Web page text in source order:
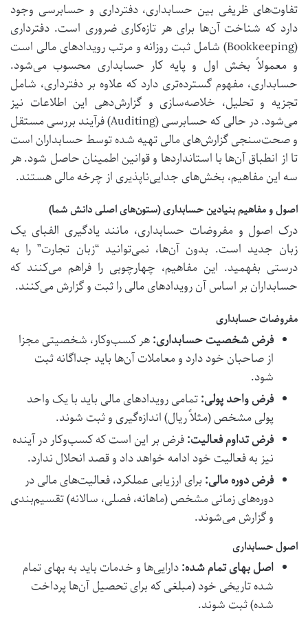
تفاوت‌های ظریفی بین حسابداری، دفترداری و حسابرسی وجود
دارد که شناخت آن‌ها برای هر تازه‌کاری ضروری است. دفترداری
(Bookkeeping) شامل ثبت روزانه و مرتب رویدادهای مالی است
و معمولاً بخش اول و پایه کار حسابداری محسوب می‌شود.
حسابداری، مفهوم گسترده‌تری دارد که علاوه بر دفترداری، شامل
تجزیه و تحلیل، خلاصه‌سازی و گزارش‌دهی این اطلاعات نیز
می‌شود. در حالی که حسابرسی (Auditing) فرآیند بررسی مستقل
و صحت‌سنجی گزارش‌های مالی تهیه شده توسط حسابداران است
تا از انطباق آن‌ها با استانداردها و قوانین اطمینان حاصل شود. هر
سه این مفاهیم، بخش‌های جدایی‌ناپذیری از چرخه مالی هستند.
اصول و مفاهیم بنیادین حسابداری (ستون‌های اصلی دانش شما)
درک اصول و مفروضات حسابداری، مانند یادگیری الفبای یک
زبان جدید است. بدون آن‌ها، نمی‌توانید “زبان تجارت” را به
درستی بفهمید. این مفاهیم، چهارچوبی را فراهم می‌کنند که
حسابداران بر اساس آن رویدادهای مالی را ثبت و گزارش می‌کنند.
مفروضات حسابداری
فرض شخصیت حسابداری:هر کسب‌وکار، شخصیتی مجزا
از صاحبان خود دارد و معاملات آن‌ها باید جداگانه ثبت
شود.
فرض واحد پولی:تمامی رویدادهای مالی باید با یک واحد
پولی مشخص (مثلاً ریال) اندازه‌گیری و ثبت شوند.
فرض تداوم فعالیت:فرض بر این است که کسب‌وکار در آینده
نیز به فعالیت خود ادامه خواهد داد و قصد انحلال ندارد.
فرض دوره مالی: برای ارزیابی عملکرد، فعالیت‌های مالی در
دوره‌های زمانی مشخص (ماهانه، فصلی، سالانه) تقسیم‌بندی
و گزارش می‌شوند.
اصول حسابداری
اصل بهای تمام شده:دارایی‌ها و خدمات باید به بهای تمام
شده تاریخی خود (مبلغی که برای تحصیل آن‌ها پرداخت
شده) ثبت شوند.